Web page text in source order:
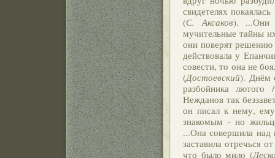
свидетелях
(С. Аксаков). ...Они
мучительные тайны
они поверят
действовала у
совести, то она не
(Достоевский). Днём
разбойника
Нежданов так
он писал к нему,
знакомым - но
...Она совершила над
заставила отречься
что было мило (